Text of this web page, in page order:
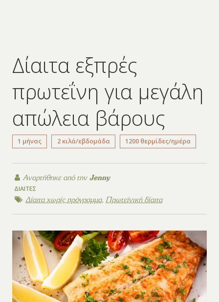
Δίαιτα εξπρές
πρωτεΐνη για μεγάλη
απώλεια βάρους
1 μήνας 2 κιλά/εβδομάδα 1200 θερμίδες/ημέρα
Αναρτήθηκε από τηνJenny
ΔΊΑΙΤΕΣ
Δίαιτα χωρίς πρόγραμμα, Πρωτεϊνική δίαιτα